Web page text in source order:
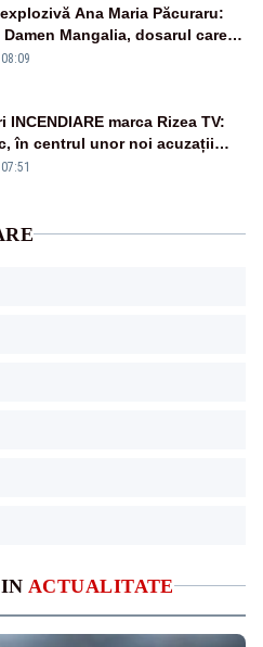
ACTUALITATE
Ana Maria Păcuraru:
Mangalia, dosarul care
României
INCENDIARE marca Rizea TV:
în centrul unor noi acuzații